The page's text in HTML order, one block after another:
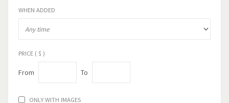
WHEN ADDED
PRICE ( $ )
From To
ONLY WITH IMAGES